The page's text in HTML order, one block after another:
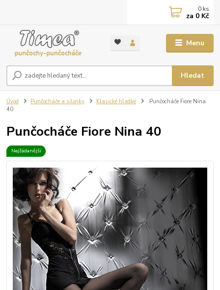
Menu
Hledat
0 ks
za 0 Kč
Úvod Punčocháče a silonky Klasické hladké
Punčocháče Fiore Nina
40
Punčocháče Fiore Nina 40
Nejžádanější